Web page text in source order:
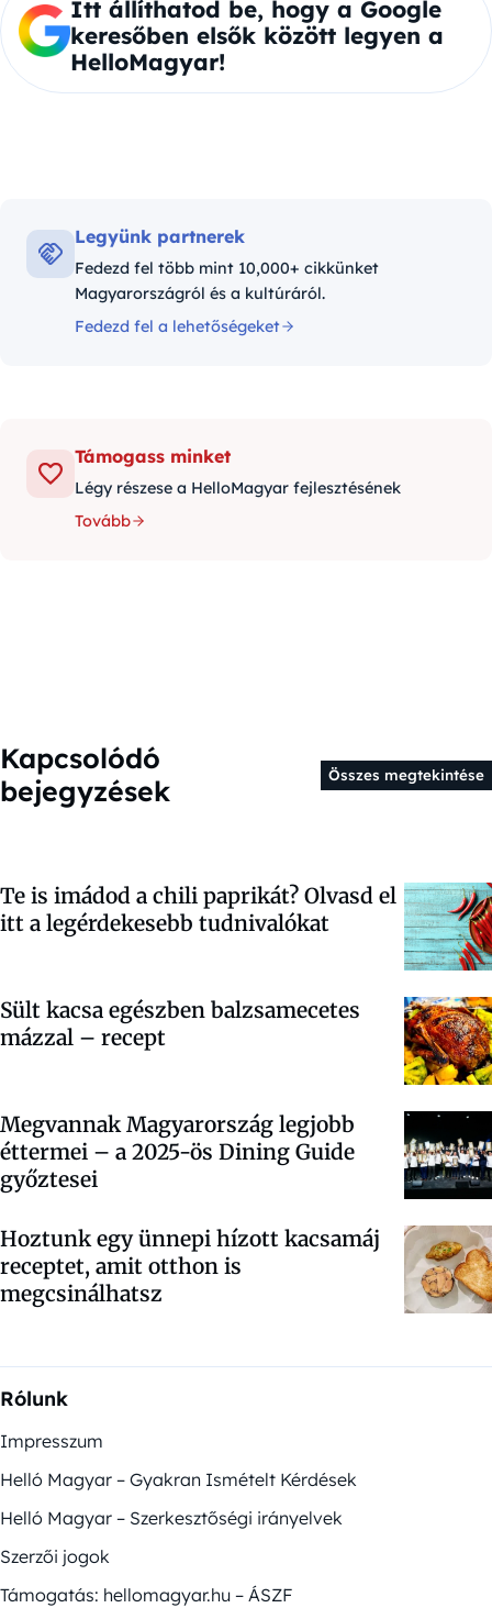
Itt állíthatod be, hogy a Google
keresőben elsők között legyen a
HelloMagyar!
Legyünk partnerek
Fedezd fel több mint 10,000+ cikkünket
Magyarországról és a kultúráról.
Fedezd fel a lehetőségeket
Támogass minket
Légy részese a HelloMagyar fejlesztésének
Tovább
Kapcsolódó
bejegyzések
Összes megtekintése
Te is imádod a chili paprikát? Olvasd el
itt a legérdekesebb tudnivalókat
Sült kacsa egészben balzsamecetes
mázzal – recept
Megvannak Magyarország legjobb
éttermei – a 2025-ös Dining Guide
győztesei
Hoztunk egy ünnepi hízott kacsamáj
receptet, amit otthon is
megcsinálhatsz
Rólunk
Impresszum
Helló Magyar – Gyakran Ismételt Kérdések
Helló Magyar – Szerkesztőségi irányelvek
Szerzői jogok
Támogatás: hellomagyar.hu – ÁSZF